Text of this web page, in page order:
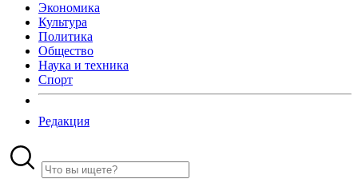
Экономика
Культура
Политика
Общество
Наука и техника
Спорт
Редакция